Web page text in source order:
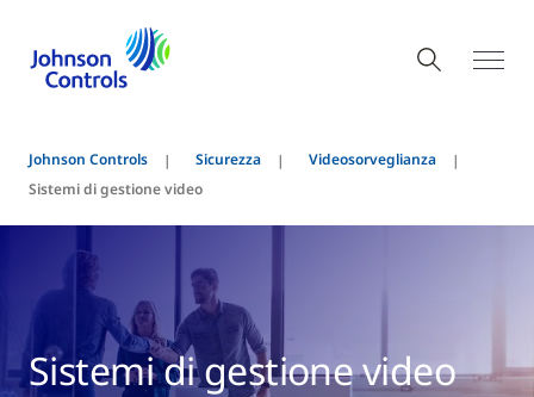
Johnson Controls Sicurezza
Videosorveglianza
Sistemi di gestione video
Sistemi di gestione video